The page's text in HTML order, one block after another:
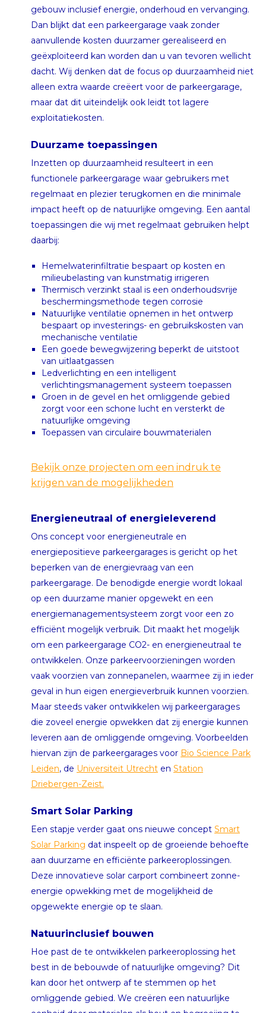
gebouw inclusief energie, onderhoud en vervanging.
Dan blijkt dat een parkeergarage vaak zonder
aanvullende kosten duurzamer gerealiseerd en
geëxploiteerd kan worden dan u van tevoren wellicht
dacht. Wij denken dat de focus op duurzaamheid niet
alleen extra waarde creëert voor de parkeergarage,
maar dat dit uiteindelijk ook leidt tot lagere
exploitatiekosten.
Duurzame toepassingen
Inzetten op duurzaamheid resulteert in een
functionele parkeergarage waar gebruikers met
regelmaat en plezier terugkomen en die minimale
impact heeft op de natuurlijke omgeving. Een aantal
toepassingen die wij met regelmaat gebruiken helpt
daarbij:
Hemelwaterinfiltratie bespaart op kosten en
milieubelasting van kunstmatig irrigeren
Thermisch verzinkt staal is een onderhoudsvrije
beschermingsmethode tegen corrosie
Natuurlijke ventilatie opnemen in het ontwerp
bespaart op investerings- en gebruikskosten van
mechanische ventilatie
Een goede bewegwijzering beperkt de uitstoot
van uitlaatgassen
Ledverlichting en een intelligent
verlichtingsmanagement systeem toepassen
Groen in de gevel en het omliggende gebied
zorgt voor een schone lucht en versterkt de
natuurlijke omgeving
Toepassen van circulaire bouwmaterialen
Bekijk onze projecten om een indruk te
krijgen van de mogelijkheden
Energieneutraal of energieleverend
Ons concept voor energieneutrale en
energiepositieve parkeergarages is gericht op het
beperken van de energievraag van een
parkeergarage. De benodigde energie wordt lokaal
op een duurzame manier opgewekt en een
energiemanagementsysteem zorgt voor een zo
efficiënt mogelijk verbruik. Dit maakt het mogelijk
om een parkeergarage CO2- en energieneutraal te
ontwikkelen. Onze parkeervoorzieningen worden
vaak voorzien van zonnepanelen, waarmee zij in ieder
geval in hun eigen energieverbruik kunnen voorzien.
Maar steeds vaker ontwikkelen wij parkeergarages
die zoveel energie opwekken dat zij energie kunnen
leveren aan de omliggende omgeving. Voorbeelden
hiervan zijn de parkeergarages voor Bio Science Park
Leiden, de Universiteit Utrecht en Station
Driebergen-Zeist.
Smart Solar Parking
Een stapje verder gaat ons nieuwe concept Smart
Solar Parking dat inspeelt op de groeiende behoefte
aan duurzame en efficiënte parkeeroplossingen.
Deze innovatieve solar carport combineert zonne-
energie opwekking met de mogelijkheid de
opgewekte energie op te slaan.
Natuurinclusief bouwen
Hoe past de te ontwikkelen parkeeroplossing het
best in de bebouwde of natuurlijke omgeving? Dit
kan door het ontwerp af te stemmen op het
omliggende gebied. We creëren een natuurlijke